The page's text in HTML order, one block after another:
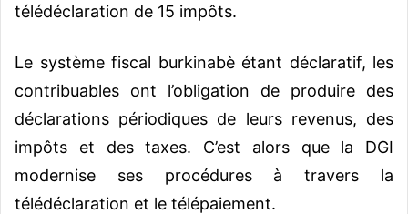
télédéclaration de 15 impôts.
Le système fiscal burkinabè étant déclaratif, les
contribuables ont l’obligation de produire des
déclarations périodiques de leurs revenus, des
impôts et des taxes. C’est alors que la DGI
modernise ses procédures à travers la
télédéclaration et le télépaiement.